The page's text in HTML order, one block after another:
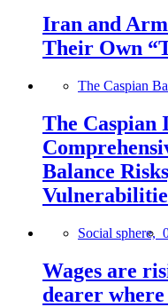
Iran and
Their Own
The Caspian
The Caspian
Balance
Social sphere,
Wages are
dearer